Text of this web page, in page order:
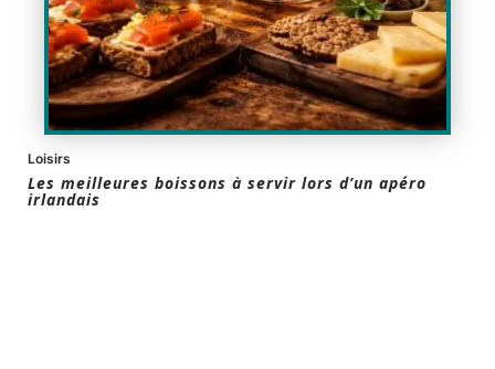
Loisirs
Les meilleures boissons à servir lors d’un apéro
irlandais